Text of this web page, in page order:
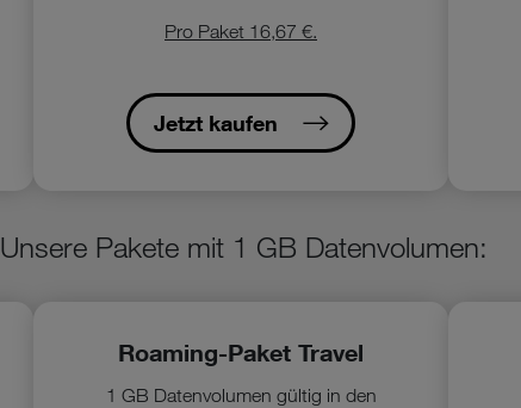
Pro Paket 16,67 €.
Jetzt kaufen
Unsere Pakete mit 1 GB Datenvolumen:
Roaming-Paket Travel
1 GB Datenvolumen gültig in den